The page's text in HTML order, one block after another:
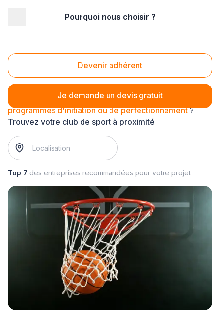
Pourquoi nous choisir ?
Devenir adhérent
Je demande un devis gratuit
Programmes d'initiation ou de perfectionnement
programmes d'initiation ou de perfectionnement?
Trouvez votre club de sport à proximité
Top 7 des entreprises recommandées pour votre projet